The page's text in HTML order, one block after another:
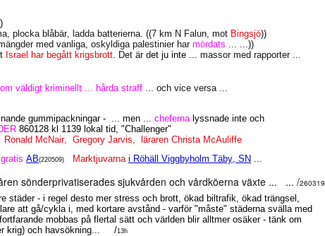
plocka blåbär, ladda batterierna. ((7 km N Falun, mot Bingsjö))
med vanliga, oskyldiga palestinier harmördats ... ...))
Israel har begått krigsbrott. Det är det ju inte ... massor med rapporter ...
väldigt kriminellt ... hårda straff ... och vice versa ...
gummipackningar - ... men ... chefernalyssnade inte och
860128 kl 1139 lokal tid, "Challenger"
Ronald McNair, Gregory Jarvis,
läraren Christa McAuliffe
gratis AB(220509) Marktjuvarna i Röhäll Viggbyholm Täby, SN ...
sönderprivatiserades sjukvården och vårdköerna växte ... ... /260319
städer - i regel desto mer stress och brott, ökad biltrafik, ökad trängsel,
att gå/cykla i, med kortare avstånd - varför "måste" städerna svälla med
mobbas på flertal sätt och världen blir alltmer osäker - tänk om
krig) och havsökning...
/13h